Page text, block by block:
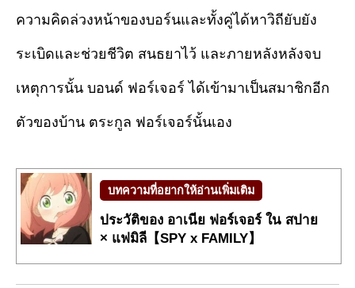
ความคิดล่วงหน้าของบอร์นและทั้งคู่ได้หาวิถียับยัง
ระเบิดและช่วยชีวิต สนธยาไว้ และภายหลังหลังจบ
เหตุการนั้น บอนด์ ฟอร์เจอร์ ได้เข้ามาเป็นสมาชิกอีก
ตัวของบ้าน ตระกูล ฟอร์เจอร์นั้นเอง
บทความที่อยากให้อ่านเพิ่มเติม
ประวัติของ อาเนีย ฟอร์เจอร์ ใน สปาย
× แฟมิลี【SPY x FAMILY】